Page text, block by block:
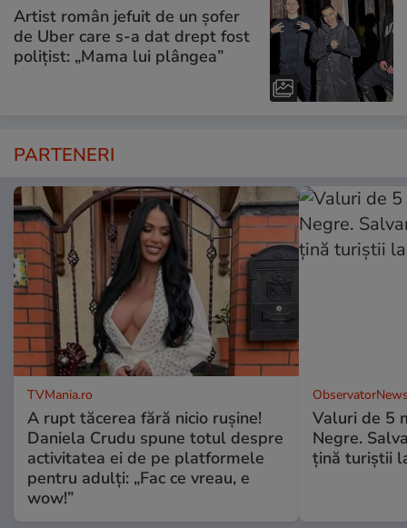
Artist român jefuit de un șofer
de Uber care s-a dat drept fost
polițist: „Mama lui plângea”
PARTENERI
TVMania.ro
A rupt tăcerea fără nicio rușine!
Daniela Crudu spune totul despre
activitatea ei de pe platformele
pentru adulți: „Fac ce vreau, e
wow!”
Valuri de 5
Negre.
ţină turiştii